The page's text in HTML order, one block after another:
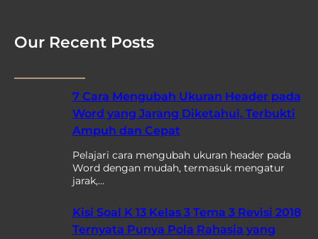
Our Recent Posts
7 Cara Mengubah Ukuran Header pada
Word yang Jarang Diketahui, Terbukti
Ampuh dan Cepat
Pelajari cara mengubah ukuran header pada
Word dengan mudah, termasuk mengatur
jarak,…
Kisi Soal K 13 Kelas 3 Tema 3 Revisi 2018
Ternyata Punya Pola Rahasia yang